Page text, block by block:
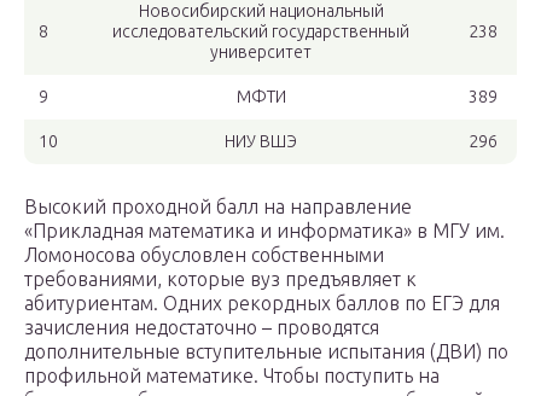
8
Новосибирский национальный
исследовательский государственный
университет
238
9 МФТИ 389
10 НИУ ВШЭ 296
Высокий проходной балл на направление
«Прикладная математика и информатика» в МГУ им.
Ломоносова обусловлен собственными
требованиями, которые вуз предъявляет к
абитуриентам. Одних рекордных баллов по ЕГЭ для
зачисления недостаточно – проводятся
дополнительные вступительные испытания (ДВИ) по
профильной математике. Чтобы поступить на